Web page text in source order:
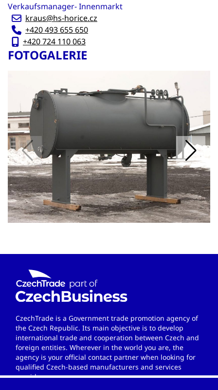
Verkaufsmanager- Innenmarkt
kraus@hs-horice.cz
+420 493 655 650
+420 724 110 063
FOTOGALERIE
CzechTrade is a Government trade promotion agency of
the Czech Republic. Its main objective is to develop
international trade and cooperation between Czech and
foreign entities. Wherever in the world you are, the
agency is your official contact partner when looking for
qualified Czech-based manufacturers and services
providers.